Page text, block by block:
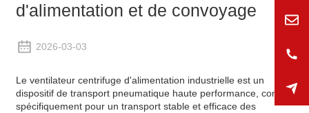
d'alimentation et de convoyage
2026-03-03
Le ventilateur centrifuge d'alimentation industrielle est un
dispositif de transport pneumatique haute performance, conçu
spécifiquement pour un transport stable et efficace des